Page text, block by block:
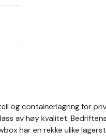
og containerlagring for
av høy kvalitet.
har en rekke ulike